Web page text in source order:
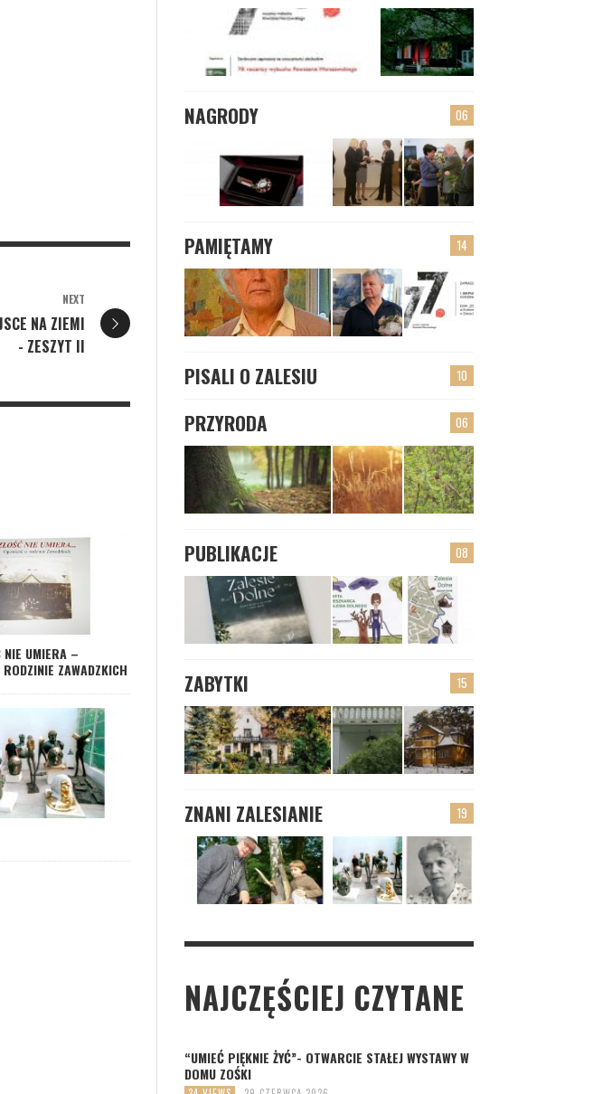
NEXT
NA ZIEMI
- ZESZYT II
NIE UMIERA –
ZAWADZKICH
06
NAGRODY
14
PAMIĘTAMY
10
PISALI O ZALESIU
06
PRZYRODA
08
PUBLIKACJE
15
ZABYTKI
19
ZNANI ZALESIANIE
NAJCZĘŚCIEJ CZYTANE
“UMIEĆ PIĘKNIE ŻYĆ”- OTWARCIE STAŁEJ WYSTAWY W
DOMU ZOŚKI